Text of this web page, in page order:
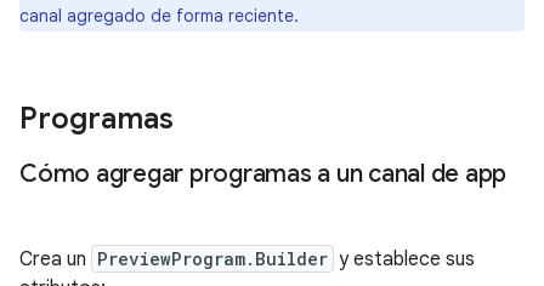
canal agregado de forma reciente.
Programas
Cómo agregar programas a un canal de app
Crea un PreviewProgram.Builder y establece sus